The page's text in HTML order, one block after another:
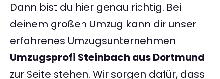
Dann bist du hier genau richtig. Bei
deinem großen Umzug kann dir unser
erfahrenes Umzugsunternehmen
Umzugsprofi Steinbach aus Dortmund
zur Seite stehen. Wir sorgen dafür, dass